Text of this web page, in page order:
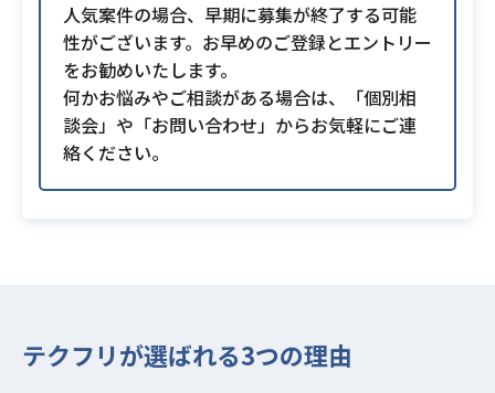
人気案件の場合、早期に募集が終了する可能
性がございます。お早めのご登録とエントリー
をお勧めいたします。
何かお悩みやご相談がある場合は、「個別相
談会」や「お問い合わせ」からお気軽にご連
絡ください。
テクフリが選ばれる3つの理由